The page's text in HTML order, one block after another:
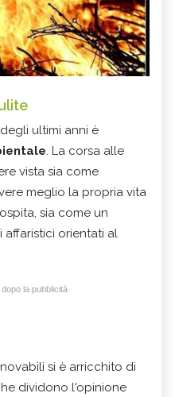
ultimi anni è
. La corsa alle
vista sia come
meglio la propria vita
sia come un
orientati al
la pubblicità
si è arricchito di
dividono l'opinione